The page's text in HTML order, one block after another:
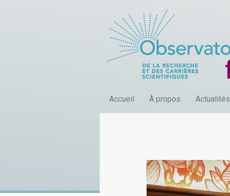
Accueil À propos Actualités